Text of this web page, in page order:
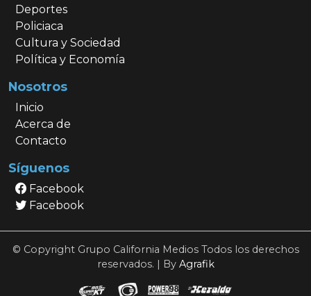
Deportes
Policiaca
Cultura y Sociedad
Política y Economía
Nosotros
Inicio
Acerca de
Contacto
Síguenos
Facebook
Facebook
© Copyright Grupo California Medios Todos los derechos
reservados. | By Agrafik